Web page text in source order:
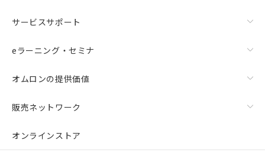
サービスサポート
eラーニング・セミナ
オムロンの提供価値
販売ネットワーク
オンラインストア